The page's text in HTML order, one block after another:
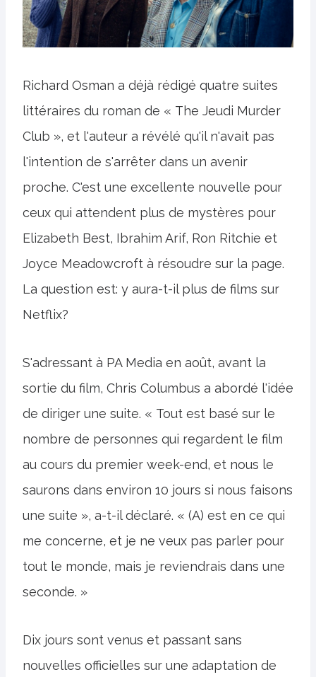
Richard Osman a déjà rédigé quatre suites
littéraires du roman de « The Jeudi Murder
Club », et l'auteur a révélé qu'il n'avait pas
l'intention de s'arrêter dans un avenir
proche. C'est une excellente nouvelle pour
ceux qui attendent plus de mystères pour
Elizabeth Best, Ibrahim Arif, Ron Ritchie et
Joyce Meadowcroft à résoudre sur la page.
La question est: y aura-t-il plus de films sur
Netflix?
S'adressant à PA Media en août, avant la
sortie du film, Chris Columbus a abordé l'idée
de diriger une suite. « Tout est basé sur le
nombre de personnes qui regardent le film
au cours du premier week-end, et nous le
saurons dans environ 10 jours si nous faisons
une suite », a-t-il déclaré. « (A) est en ce qui
me concerne, et je ne veux pas parler pour
tout le monde, mais je reviendrais dans une
seconde. »
Dix jours sont venus et passant sans
nouvelles officielles sur une adaptation de